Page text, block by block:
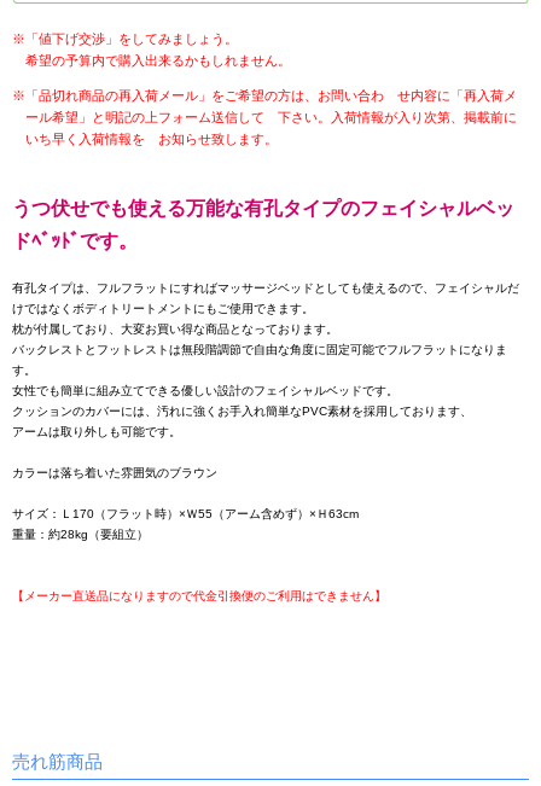
※「値下げ交渉」をしてみましょう。
希望の予算内で購入出来るかもしれません。
※「品切れ商品の再入荷メール」をご希望の方は、お問い合わ せ内容に「再入荷メ
ール希望」と明記の上フォーム送信して 下さい。入荷情報が入り次第、掲載前に
いち早く入荷情報を お知らせ致します。
うつ伏せでも使える万能な有孔タイプのフェイシャルベッ
ドﾍﾞｯﾄﾞです。
有孔タイプは、フルフラットにすればマッサージベッドとしても使えるので、フェイシャルだ
けではなくボディトリートメントにもご使用できます。
枕が付属しており、大変お買い得な商品となっております。
バックレストとフットレストは無段階調節で自由な角度に固定可能でフルフラットになりま
す。
女性でも簡単に組み立てできる優しい設計のフェイシャルベッドです。
クッションのカバーには、汚れに強くお手入れ簡単なPVC素材を採用しております、
アームは取り外しも可能です。
カラーは落ち着いた雰囲気のブラウン
サイズ：Ｌ170（フラット時）×Ｗ55（アーム含めず）×Ｈ63cm
重量：約28kg（要組立）
【メーカー直送品になりますので代金引換便のご利用はできません】
売れ筋商品